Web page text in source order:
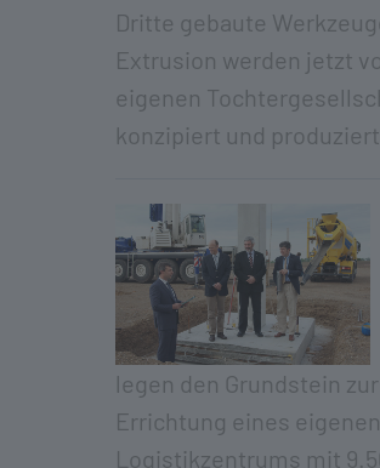
Dritte gebaute
Extrusion werden jetzt
eigenen
konzipiert und
legen den Grundstein zur
Errichtung eines eigenen
Logistikzentrums mit